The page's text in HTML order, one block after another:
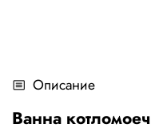
Описание
Ванна